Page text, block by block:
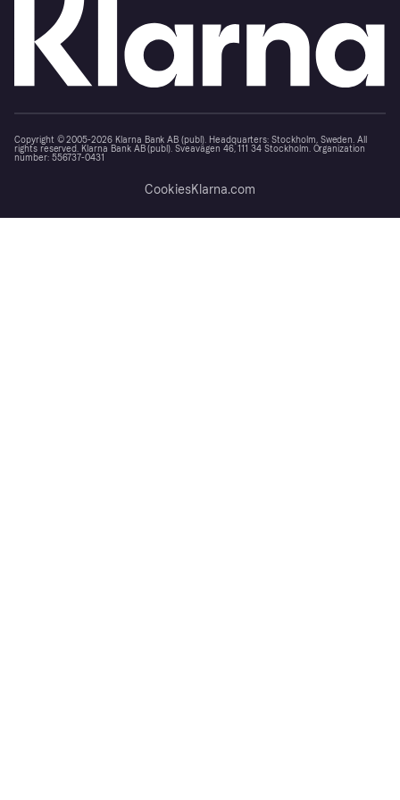
Copyright © 2005-2026 Klarna Bank AB (publ). Headquarters: Stockholm, Sweden. All
rights reserved. Klarna Bank AB (publ). Sveavägen 46, 111 34 Stockholm. Organization
number: 556737-0431
CookiesKlarna.com